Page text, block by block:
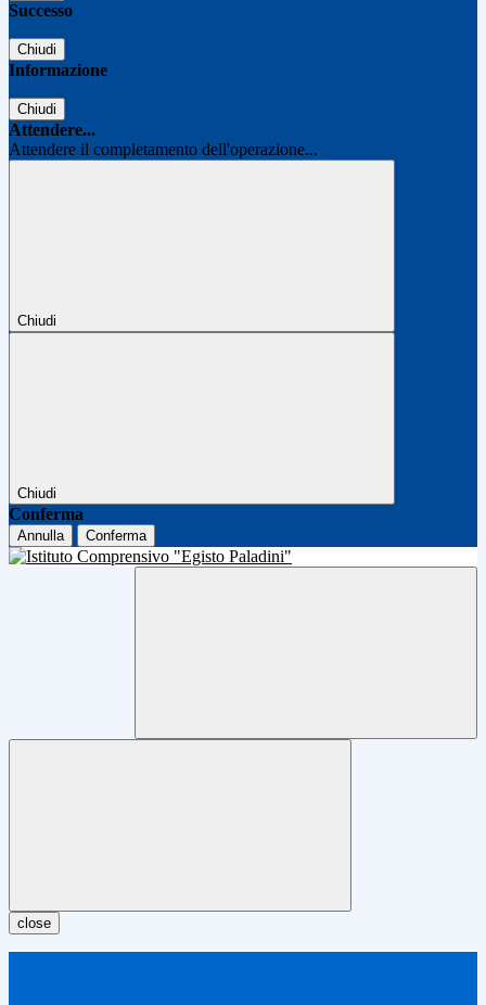
Successo
Chiudi
Informazione
Chiudi
Attendere...
Attendere il completamento dell'operazione...
Chiudi
Chiudi
Conferma
Annulla Conferma
close